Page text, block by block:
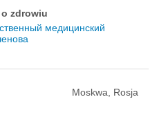
zdrowiu
медицинский
Moskwa, Rosja